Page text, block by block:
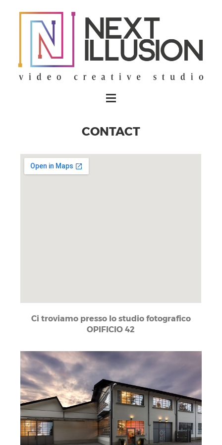
CONTACT
Ci troviamo presso lo studio fotografico
OPIFICIO 42